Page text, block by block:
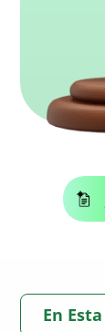
En